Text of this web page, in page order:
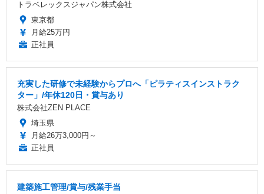
トラベレックスジャパン株式会社
東京都
月給25万円
正社員
充実した研修で未経験からプロへ「ピラティスインストラク
ター」/年休120日・賞与あり
株式会社ZEN PLACE
埼玉県
月給26万3,000円～
正社員
建築施工管理/賞与/残業手当